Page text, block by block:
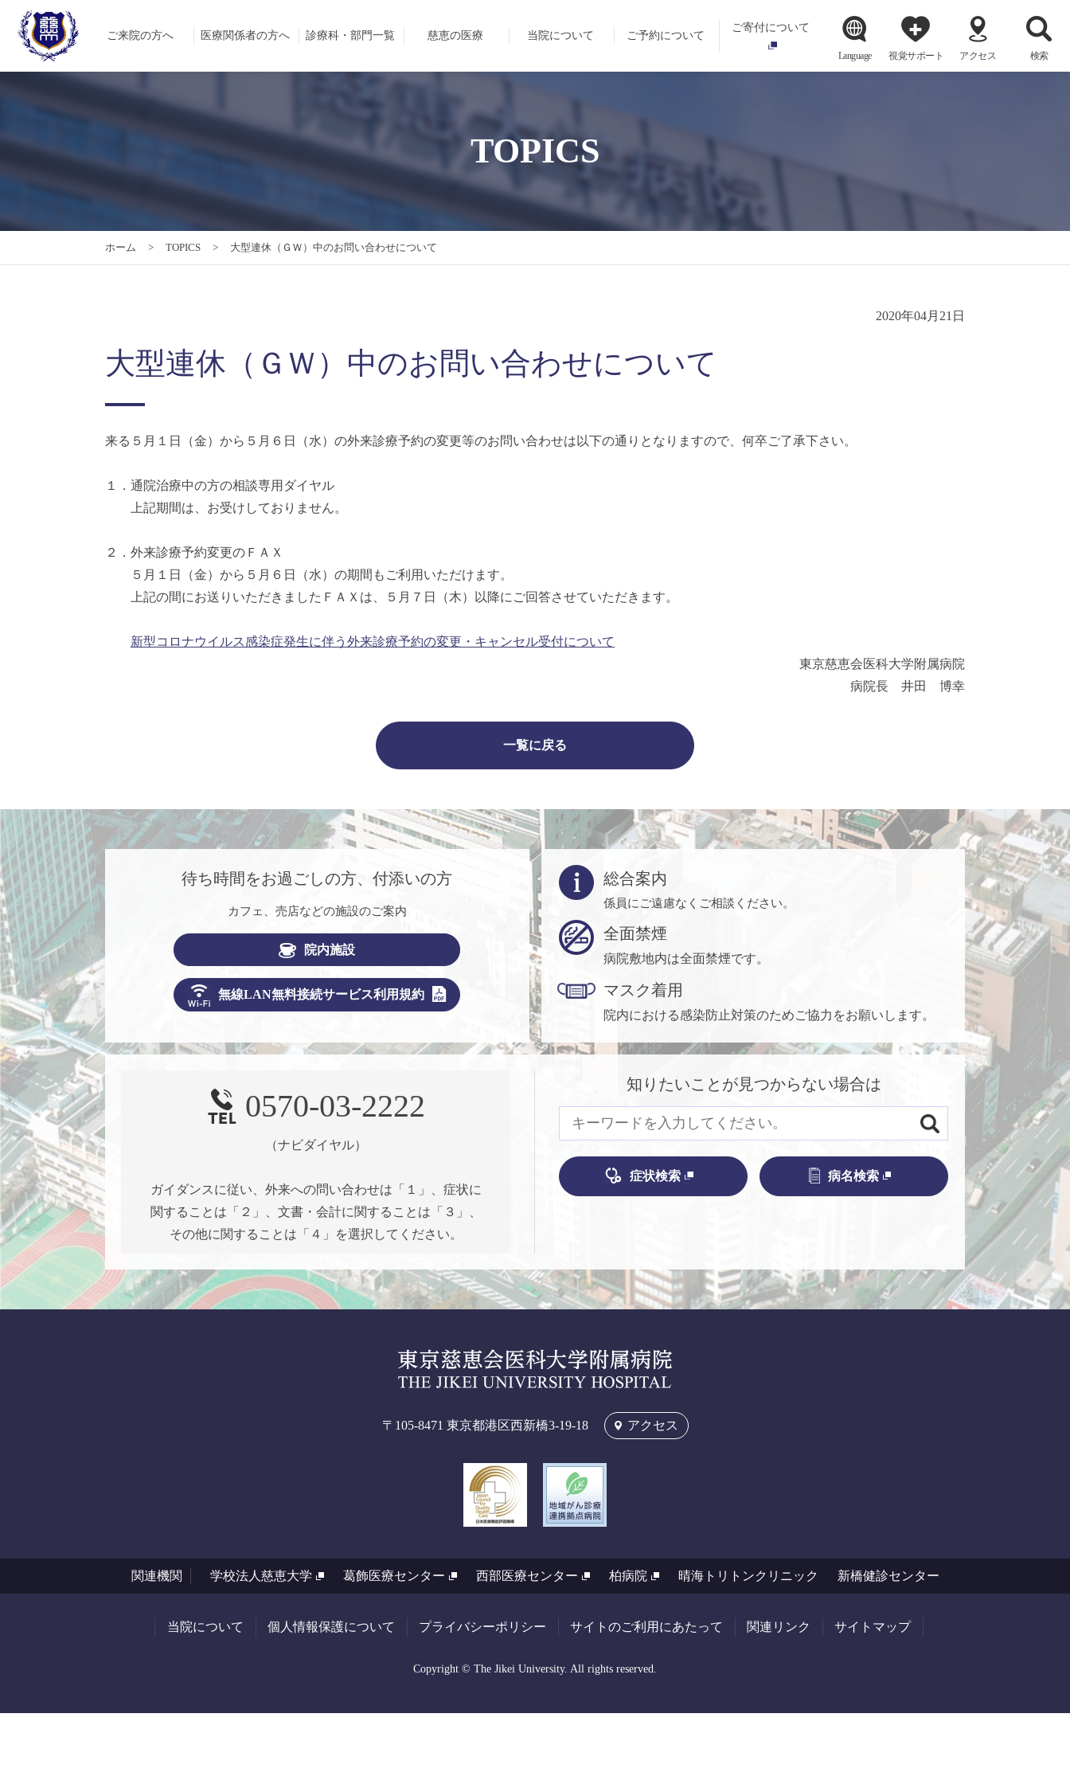
ご来院の方へ 医療関係者の方へ 診療科・部門一覧 慈恵の医療 当院について ご予約について
ご寄付について
Language 視覚サポート アクセス 検索
TOPICS
ホーム TOPICS 大型連休（ＧＷ）中のお問い合わせについて
2020年04月21日
大型連休（ＧＷ）中のお問い合わせについて
来る５月１日（金）から５月６日（水）の外来診療予約の変更等のお問い合わせは以下の通りとなりますので、何卒ご了承下さい。
１．通院治療中の方の相談専用ダイヤル
上記期間は、お受けしておりません。
２．外来診療予約変更のＦＡＸ
５月１日（金）から５月６日（水）の期間もご利用いただけます。
上記の間にお送りいただきましたＦＡＸは、５月７日（木）以降にご回答させていただきます。
新型コロナウイルス感染症発生に伴う外来診療予約の変更・キャンセル受付について
東京慈恵会医科大学附属病院
病院長 井田 博幸
一覧に戻る
待ち時間をお過ごしの方、付添いの方
カフェ、売店などの施設のご案内
院内施設
無線LAN無料接続サービス利用規約
総合案内
係員にご遠慮なくご相談ください。
全面禁煙
病院敷地内は全面禁煙です。
マスク着用
院内における感染防止対策のためご協力をお願いします。
0570-03-2222
（ナビダイヤル）
ガイダンスに従い、外来への問い合わせは「１」、症状に
関することは「２」、文書・会計に関することは「３」、
その他に関することは「４」を選択してください。
知りたいことが見つからない場合は
症状検索 病名検索
〒105-8471 東京都港区西新橋3-19-18 アクセス
関連機関 学校法人慈恵大学 葛飾医療センター 西部医療センター 柏病院 晴海トリトンクリニック 新橋健診センター
当院について 個人情報保護について プライバシーポリシー サイトのご利用にあたって 関連リンク サイトマップ
Copyright © The Jikei University. All rights reserved.